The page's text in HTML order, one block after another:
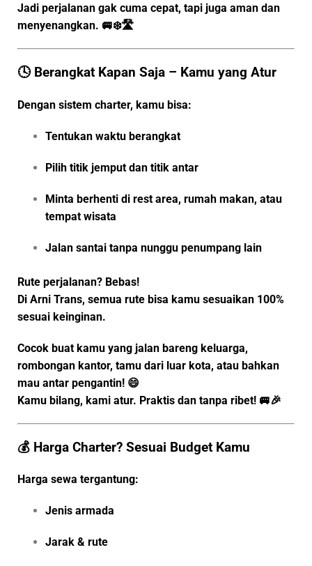
Jadi perjalanan gak cuma cepat, tapi juga aman dan
menyenangkan. 🚐❄️🛣️
🕓 Berangkat Kapan Saja – Kamu yang Atur
Dengan sistem charter, kamu bisa:
Tentukan waktu berangkat
Pilih titik jemput dan titik antar
Minta berhenti di rest area, rumah makan, atau
tempat wisata
Jalan santai tanpa nunggu penumpang lain
Rute perjalanan? Bebas!
Di Arni Trans, semua rute bisa kamu sesuaikan 100%
sesuai keinginan.
Cocok buat kamu yang jalan bareng keluarga,
rombongan kantor, tamu dari luar kota, atau bahkan
mau antar pengantin! 😄
Kamu bilang, kami atur. Praktis dan tanpa ribet! 🚐🎉
💰 Harga Charter? Sesuai Budget Kamu
Harga sewa tergantung:
Jenis armada
Jarak & rute